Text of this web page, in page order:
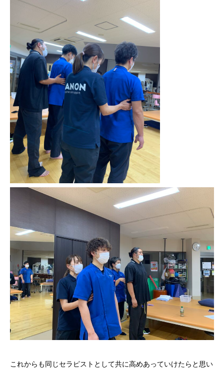
これからも同じセラピストとして共に高めあっていけたらと思い